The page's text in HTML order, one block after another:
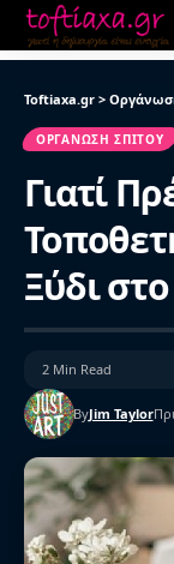
Toftiaxa.gr >
ΟΡΓΆΝΩΣΗ ΣΠΙΤΟΎ
Γιατί
Ξύδι
ByJim Taylor
2 Min Read